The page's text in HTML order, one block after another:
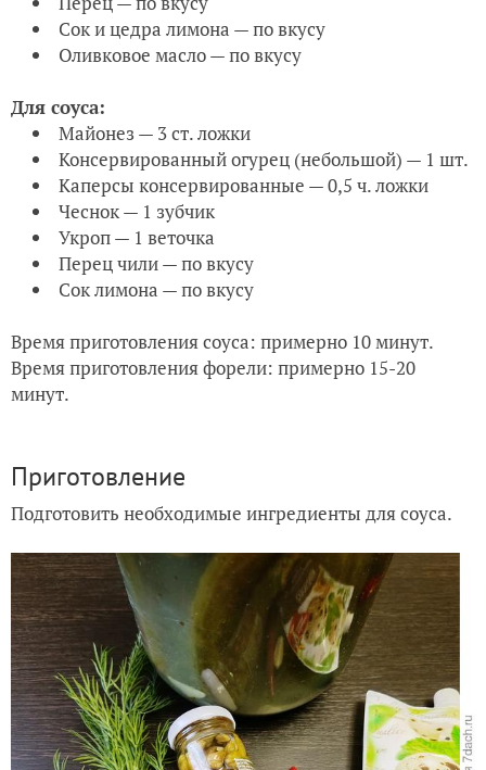
Сок и цедра лимона — по вкусу
Оливковое масло — по вкусу
Для соуса:
Майонез — 3 ст. ложки
Консервированный огурец (небольшой) — 1 шт.
Каперсы консервированные — 0,5 ч. ложки
Чеснок — 1 зубчик
Укроп — 1 веточка
Перец чили — по вкусу
Сок лимона — по вкусу
Время приготовления соуса: примерно 10 минут.
Время приготовления форели: примерно 15-20
минут.
Приготовление
Подготовить необходимые ингредиенты для соуса.